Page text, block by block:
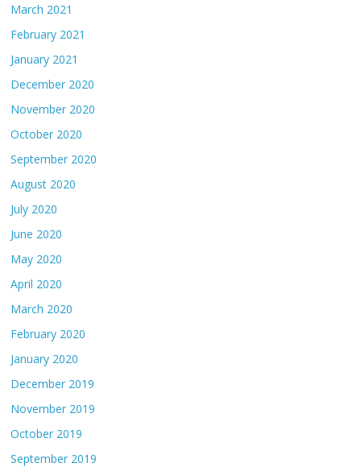
March 2021
February 2021
January 2021
December 2020
November 2020
October 2020
September 2020
August 2020
July 2020
June 2020
May 2020
April 2020
March 2020
February 2020
January 2020
December 2019
November 2019
October 2019
September 2019